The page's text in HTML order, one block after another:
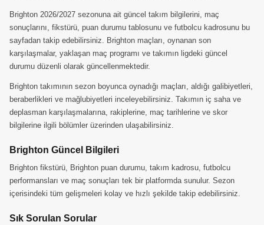
Brighton 2026/2027 sezonuna ait güncel takım bilgilerini, maç
sonuçlarını, fikstürü, puan durumu tablosunu ve futbolcu kadrosunu bu
sayfadan takip edebilirsiniz. Brighton maçları, oynanan son
karşılaşmalar, yaklaşan maç programı ve takımın ligdeki güncel
durumu düzenli olarak güncellenmektedir.
Brighton takımının sezon boyunca oynadığı maçları, aldığı galibiyetleri,
beraberlikleri ve mağlubiyetleri inceleyebilirsiniz. Takımın iç saha ve
deplasman karşılaşmalarına, rakiplerine, maç tarihlerine ve skor
bilgilerine ilgili bölümler üzerinden ulaşabilirsiniz.
Brighton Güncel Bilgileri
Brighton fikstürü, Brighton puan durumu, takım kadrosu, futbolcu
performansları ve maç sonuçları tek bir platformda sunulur. Sezon
içerisindeki tüm gelişmeleri kolay ve hızlı şekilde takip edebilirsiniz.
Sık Sorulan Sorular